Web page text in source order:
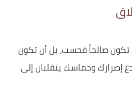
تكون صالحاً فحسب، بل أن تكون
إصرارك وحماسك ينقلبان إلى